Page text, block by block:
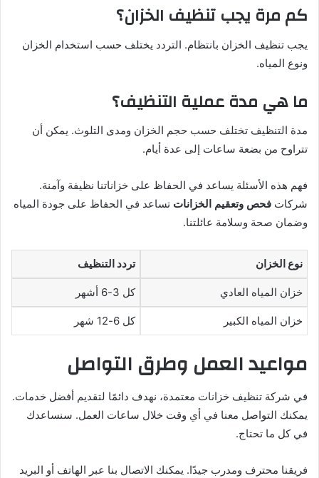
كم مرة يجب تنظيف الخزان؟
يجب تنظيف الخزان بانتظام. التردد يختلف حسب استخدام الخزان
ونوع المياه.
ما هي مدة عملية التنظيف؟
مدة التنظيف تختلف حسب حجم الخزان ومدى التلوث. يمكن أن
تتراوح من بضعة ساعات إلى عدة أيام.
فهم هذه الأسئلة يساعد في الحفاظ على خزاناتنا نظيفة وآمنة.
شركات فحص وتعقيم الخزانات تساعد في الحفاظ على جودة المياه
وضمان صحة وسلامة عائلتنا.
نوع الخزان تردد التنظيف
خزان المياه العادي كل 3-6 أشهر
خزان المياه الكبير كل 6-12 شهر
مواعيد العمل وطرق التواصل
في شركة تنظيف خزانات معتمدة، نهدف دائمًا لتقديم أفضل خدمات.
يمكنك التواصل معنا في أي وقت خلال ساعات العمل. سنساعدك
في كل ما تحتاج.
فريقنا محترف ومدرب جيدًا. يمكنك الاتصال بنا عبر الهاتف أو البريد